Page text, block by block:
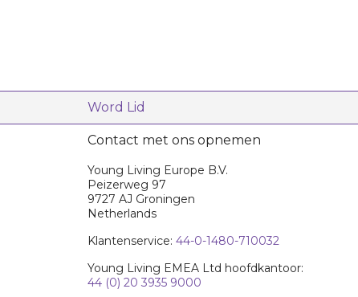
Word Lid
Contact met ons opnemen
Young Living Europe B.V.
Peizerweg 97
9727 AJ Groningen
Netherlands
Klantenservice: 44-0-1480-710032
Young Living EMEA Ltd hoofdkantoor:
44 (0) 20 3935 9000